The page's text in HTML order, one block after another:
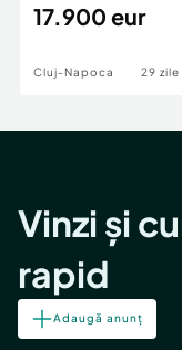
Stare Impecabilă
17.900 eur
Cluj-Napoca 29 zile
Vinzi și
rapid
Adaugă anunț